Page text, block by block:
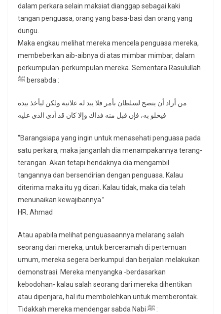
dalam perkara selain maksiat dianggap sebagai kaki
tangan penguasa, orang yang basa-basi dan orang yang
dungu.
Maka engkau melihat mereka mencela penguasa mereka,
membeberkan aib-aibnya di atas mimbar mimbar, dalam
perkumpulan-perkumpulan mereka. Sementara Rasulullah
ﷺ bersabda :
من أراد أن ينصح لسلطان بأمر فلا يبد له علانية ولكن ليأخذ بيده
فيخلو به، فإن قبل منه فذاك وإلا كان قد أدى الذي عليه
“Barangsiapa yang ingin untuk menasehati penguasa pada
satu perkara, maka janganlah dia menampakannya terang-
terangan. Akan tetapi hendaknya dia mengambil
tangannya dan bersendirian dengan penguasa. Kalau
diterima maka itu yg dicari. Kalau tidak, maka dia telah
menunaikan kewajibannya.”
HR. Ahmad
Atau apabila melihat penguasaannya melarang salah
seorang dari mereka, untuk berceramah di pertemuan
umum, mereka segera berkumpul dan berjalan melakukan
demonstrasi. Mereka menyangka -berdasarkan
kebodohan- kalau salah seorang dari mereka dihentikan
atau dipenjara, hal itu membolehkan untuk memberontak.
Tidakkah mereka mendengar sabda Nabi ﷺ :